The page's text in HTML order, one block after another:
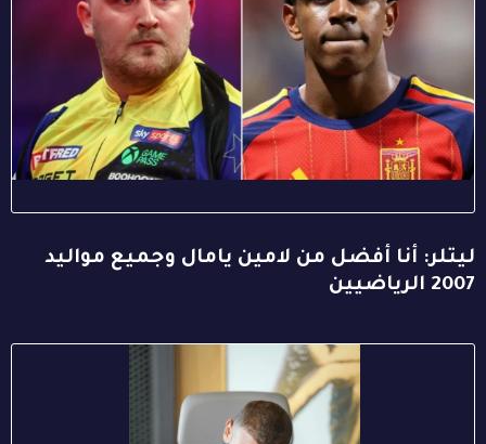
ليتلر: أنا أفضل من لامين يامال وجميع مواليد
2007 الرياضيين